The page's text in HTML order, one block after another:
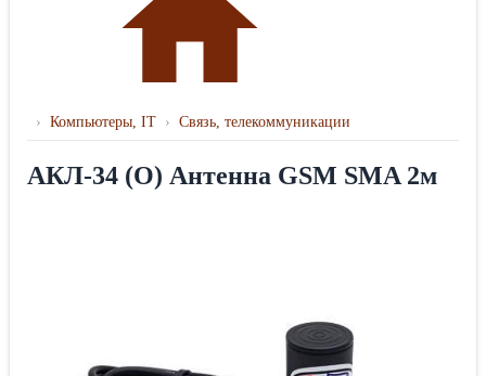
› Компьютеры, IT › Связь, телекоммуникации
АКЛ-34 (О) Антенна GSM SMA 2м